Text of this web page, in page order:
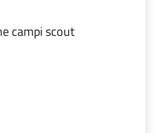
campi scout